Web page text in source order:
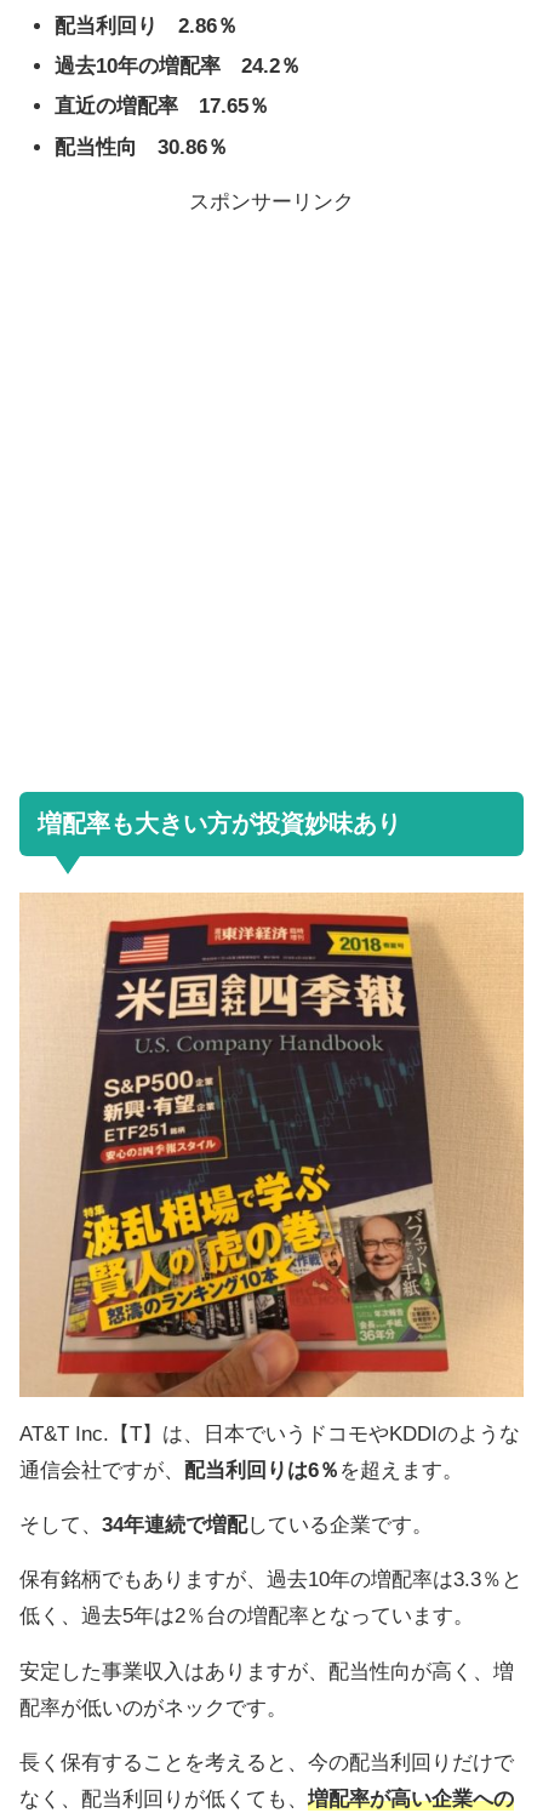
配当利回り 2.86％
過去10年の増配率 24.2％
直近の増配率 17.65％
配当性向 30.86％
スポンサーリンク
増配率も大きい方が投資妙味あり
AT&T Inc.【T】は、日本でいうドコモやKDDIのような
通信会社ですが、 配当利回りは6％ を超えます。
そして、 34年連続で増配している企業です。
保有銘柄でもありますが、過去10年の増配率は3.3％と
低く、過去5年は2％台の増配率となっています。
安定した事業収入はありますが、配当性向が高く、増
配率が低いのがネックです。
長く保有することを考えると、今の配当利回りだけで
なく、配当利回りが低くても、 増配率が高い企業への